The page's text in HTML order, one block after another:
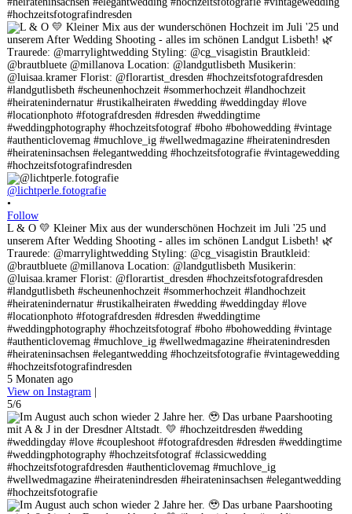
@lichtperle.fotografie
•
Follow
L & O 💛 Kleiner Mix aus der wunderschönen Hochzeit im Juli '25 und
unserem After Wedding Shooting - alles im schönen Landgut Lisbeth! 🌿
Traurede: @marrylightwedding Styling: @cg_visagistin Brautkleid:
@brautbluete @millanova Location: @landgutlisbeth Musikerin:
@luisaa.kramer Florist: @florartist_dresden #hochzeitsfotografdresden
#landgutlisbeth #scheunenhochzeit #sommerhochzeit #landhochzeit
#heiratenindernatur #rustikalheiraten #wedding #weddingday #love
#locationphoto #fotografdresden #dresden #weddingtime
#weddingphotography #hochzeitsfotograf #boho #bohowedding #vintage
#authenticlovemag #muchlove_ig #wellwedmagazine #heiratenindresden
#heirateninsachsen #elegantwedding #hochzeitsfotografie #vintagewedding
#hochzeitsfotografindresden
5 Monaten ago
View on Instagram
5/6